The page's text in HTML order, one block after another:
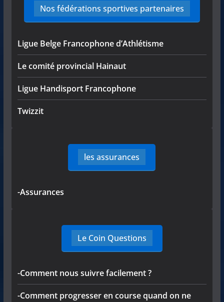
Nos fédérations sportives partenaires
Ligue Belge Francophone d’Athlétisme
Le comité provincial Hainaut
Ligue Handisport Francophone
Twizzit
les assurances
-Assurances
Le Coin Questions
-Comment nous suivre facilement ?
-Comment progresser en course quand on ne